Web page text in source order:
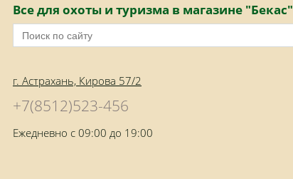
Все для охоты и туризма в магазине "Бекас"
г. Астрахань, Кирова 57/2
+7(8512)523-456
Ежедневно с 09:00 до 19:00